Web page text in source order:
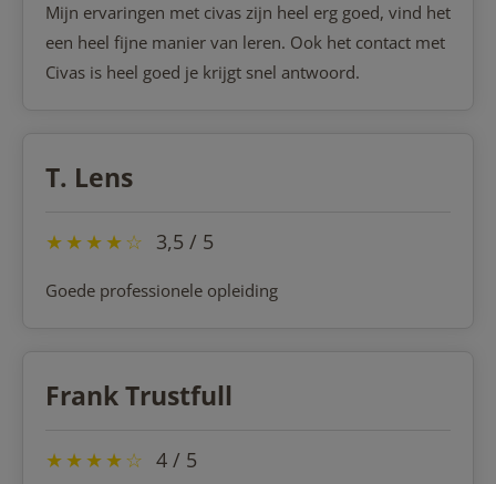
Mijn ervaringen met civas zijn heel erg goed, vind het
een heel fijne manier van leren. Ook het contact met
Civas is heel goed je krijgt snel antwoord.
T. Lens
★★★★☆ 3,5 / 5
Goede professionele opleiding
Frank Trustfull
★★★★☆ 4 / 5